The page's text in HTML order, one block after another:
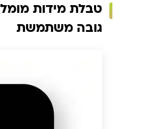
טבלת מידות
גובה משתמשת